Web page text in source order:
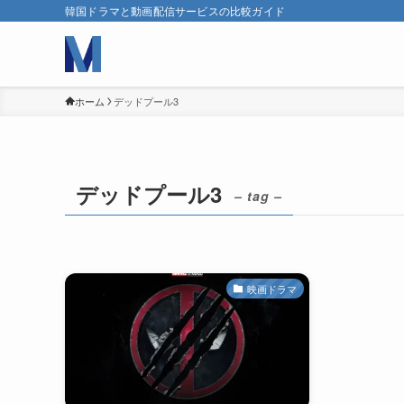
韓国ドラマと動画配信サービスの比較ガイド
ホーム デッドプール3
デッドプール3 – tag –
映画ドラマ